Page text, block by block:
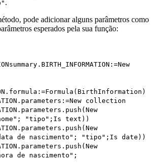
.
pode adicionar alguns parâmetros como
esperados pela sua função:
summary . BIRTH_INFORMATION :=New
. formula :=Formula ( BirthInformation )
. parameters :=New collection
. parameters . push ( New
"tipo"; Is text ))
. parameters . push ( New
de nascimento"; "tipo"; Is date ))
. parameters . push ( New
de nascimento";